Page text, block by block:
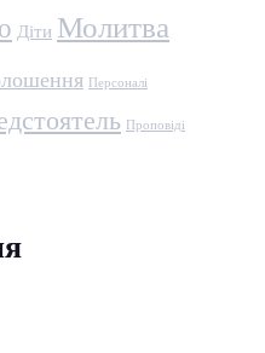
Діти Молитва
Персоналі
Проповіді